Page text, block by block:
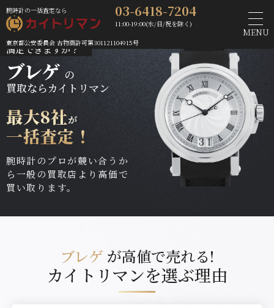
腕時計の一括査定なら 03-6418-7204
11:00-19:00(水/日/祝を除く)
東京都公安委員会 古物商許可第301121104915号
MENU
１社の査定額で
満足できますか？
ブレゲの
買取ならカイトリマン
最大8社が
一括査定！
腕時計のプロが競い合うか
ら一般の買取店より高価で
買い取ります。
ブレゲ が高値で売れる!
カイトリマンを選ぶ理由